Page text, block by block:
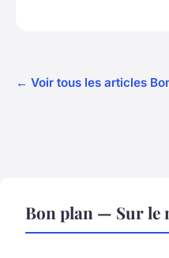
← Voir tous les articles
Bon plan — Sur le